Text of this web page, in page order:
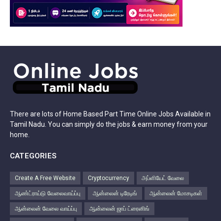
There are lots of Home Based Part Time Online Jobs Available in
Tamil Nadu. You can simply do the jobs & earn money from your
home.
CATEGORIES
Create A Free Website Cryptocurrency அப்ளியேட் வேலை
ஆண்ட்ராய்டு வேலைவாய்ப்பு ஆன்லைன் டிரேடிங் ஆன்லைன் மோசடிகள்
ஆன்லைன் வேலை வாய்ப்பு ஆன்லைன் ஜாப் ட்ரைனிங்